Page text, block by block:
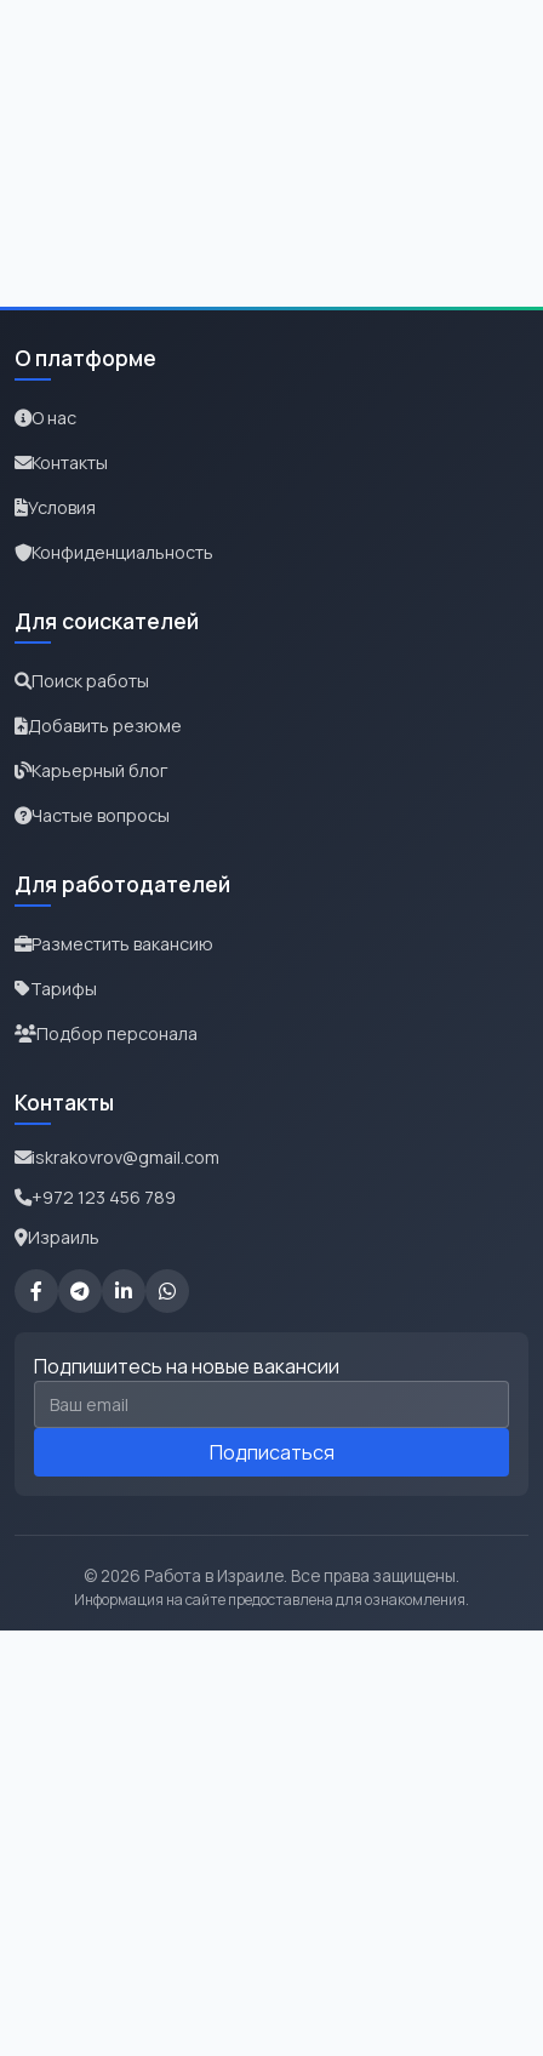
О платформе
О нас
Контакты
Условия
Конфиденциальность
Для соискателей
Поиск работы
Добавить резюме
Карьерный блог
Частые вопросы
Для работодателей
Разместить вакансию
Тарифы
Подбор персонала
Контакты
iskrakovrov@gmail.com
+972 123 456 789
Израиль
Подпишитесь на новые вакансии
Email для подписки
Подписаться
© 2026 Работа в Израиле. Все права защищены.
Информация на сайте предоставлена для ознакомления.